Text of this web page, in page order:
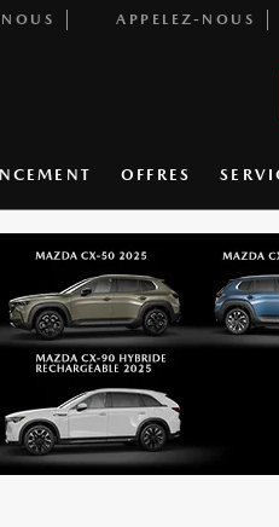
APPELEZ-NOUS
OFFRES